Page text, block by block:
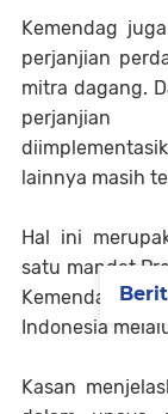
Kemendag
perjanjian
mitra dagang.
perjanjian
lainnya masih
Hal ini
satu mandat
Kemendag
Indonesia
Kasan